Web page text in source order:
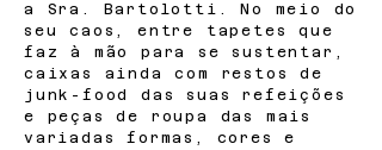
a Sra. Bartolotti. No meio do
seu caos, entre tapetes que
faz à mão para se sustentar,
caixas ainda com restos de
junk-food das suas refeições
e peças de roupa das mais
variadas formas, cores e